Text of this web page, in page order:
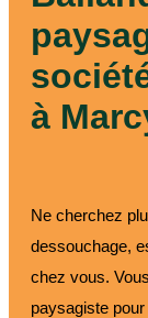
à
Ne cherchez
dessouchage,
chez vous.
paysagiste